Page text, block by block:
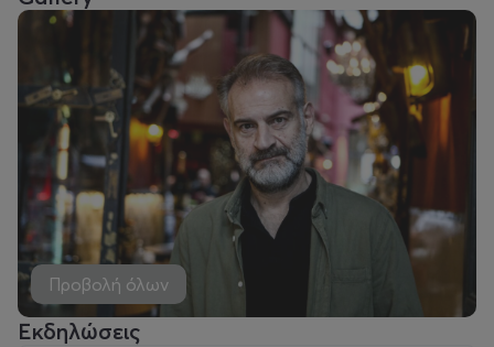
Προβολή όλων
Εκδηλώσεις